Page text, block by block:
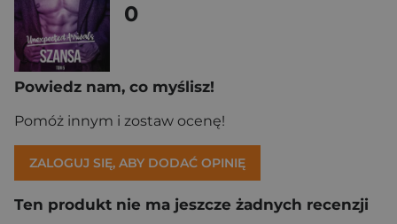
0
Powiedz nam, co myślisz!
Pomóż innym i zostaw ocenę!
ZALOGUJ SIĘ, ABY DODAĆ OPINIĘ
Ten produkt nie ma jeszcze żadnych recenzji